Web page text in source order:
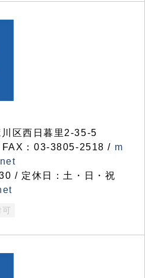
区西日暮里2-35-5
：03-3805-2518 / m
/ 定休日：土・日・祝
可